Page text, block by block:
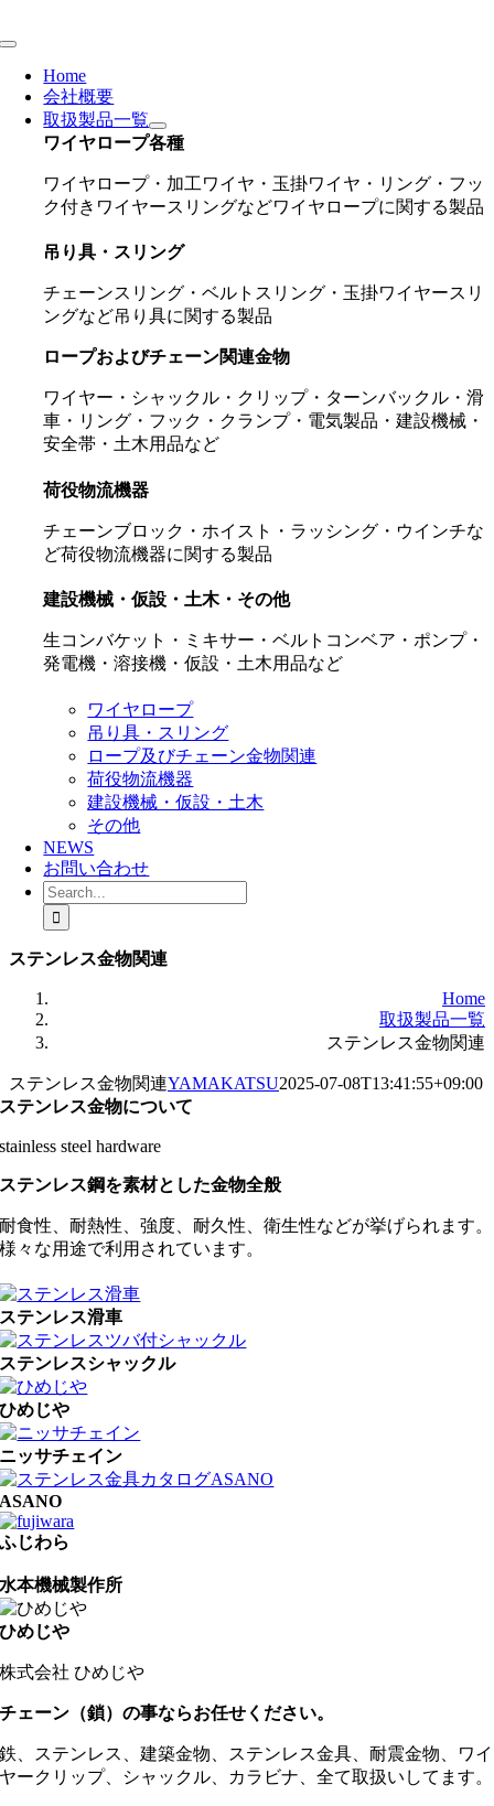
to
Toggle
NavigationHome
会社概要
取扱製品一覧
ワイヤロープ各種
ワイヤロープ・加工ワイヤ・玉掛ワイヤ・リング・フッ
ク付きワイヤースリングなどワイヤロープに関する製品
吊り具・スリング
チェーンスリング・ベルトスリング・玉掛ワイヤースリ
ングなど吊り具に関する製品
ロープおよびチェーン関連金物
ワイヤー・シャックル・クリップ・ターンバックル・滑
車・リング・フック・クランプ・電気製品・建設機械・
安全帯・土木用品など
荷役物流機器
チェーンブロック・ホイスト・ラッシング・ウインチな
ど荷役物流機器に関する製品
建設機械・仮設・土木・その他
生コンバケット・ミキサー・ベルトコンベア・ポンプ・
発電機・溶接機・仮設・土木用品など
ワイヤロープ
吊り具・スリング
ロープ及びチェーン金物関連
荷役物流機器
建設機械・仮設・土木
その他
NEWS
お問い合わせ
Search
for:
ステンレス金物関連
Home
取扱製品一覧
ステンレス金物関連
ステンレス金物関連YAMAKATSU2025-07-08T13:41:55+09:00
ステンレス金物について
stainless steel hardware
ステンレス鋼を素材とした金物全般
耐食性、耐熱性、強度、耐久性、衛生性などが挙げられます。
様々な用途で利用されています。
ステンレス滑車
ステンレスシャックル
ひめじや
ニッサチェイン
ASANO
ふじわら
水本機械製作所
ひめじや
株式会社 ひめじや
チェーン（鎖）の事ならお任せください。
鉄、ステンレス、建築金物、ステンレス金具、耐震金物、ワイ
ヤークリップ、シャックル、カラビナ、全て取扱いしてます。